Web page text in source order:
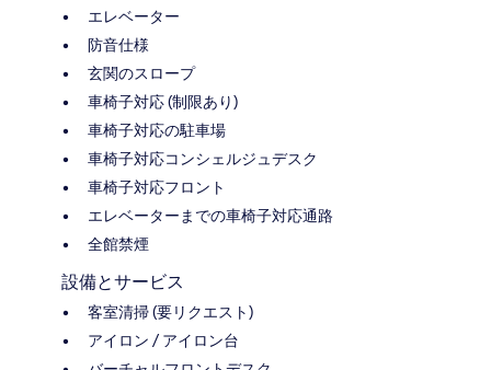
エレベーター
防音仕様
玄関のスロープ
車椅子対応 (制限あり)
車椅子対応の駐車場
車椅子対応コンシェルジュデスク
車椅子対応フロント
エレベーターまでの車椅子対応通路
全館禁煙
設備とサービス
客室清掃 (要リクエスト)
アイロン / アイロン台